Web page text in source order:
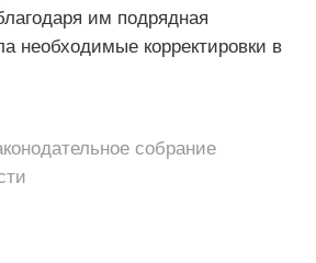
им подрядная
необходимые корректировки в
собрание